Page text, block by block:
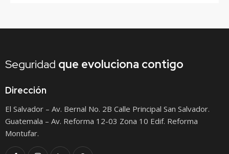
Seguridad que evoluciona contigo
Dirección
El Salvador – Av. Bernal No. 2B Calle Principal San Salvador.
Guatemala – Av. Reforma 12-03 Zona 10 Edif. Reforma
Montufar.